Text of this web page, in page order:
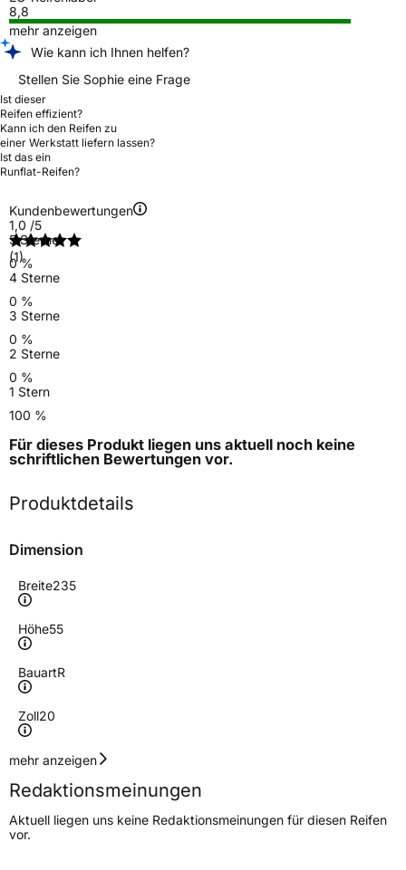
8,8
mehr anzeigen
Wie kann ich Ihnen helfen?
Stellen Sie Sophie eine Frage
Ist dieser
Reifen effizient?
Kann ich den Reifen zu
einer Werkstatt liefern lassen?
Ist das ein
Runflat-Reifen?
Kundenbewertungen
1,0 /5
(1)
5 Sterne
0 %
4 Sterne
0 %
3 Sterne
0 %
2 Sterne
0 %
1 Stern
100 %
Für dieses Produkt liegen uns aktuell noch keine
schriftlichen Bewertungen vor.
Produktdetails
Dimension
Breite235
Höhe55
BauartR
Zoll20
Geschwindigkeitsindex
Höchstgeschwindigkeit
240 km/h
Lastindex102
mehr anzeigen
Redaktionsmeinungen
Aktuell liegen uns keine Redaktionsmeinungen für diesen Reifen
vor.